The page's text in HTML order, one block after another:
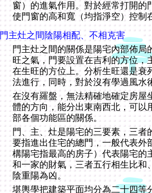
窗）的進氣作用。對於經常打開的
使門窗的高和寬（均指淨空）控制
門主灶之間陰陽相配、不相克害
門主灶之間的關係是陽宅內部佈局
旺之氣，門要設置在吉利的方位，
在生旺的方位上。分析生旺還是衰
法進行，同時，對於沒有學過風水
在沒有羅盤，無法精確地確定房屋
體的方向，能分出東南西北，可以
部各個功能區的關係。
門、主、灶是陽宅的三要素，三者
要指進出住宅的總門，一般代表外
構陽宅指最高的房子）代表陽宅的
和一家的財氣，三者五行相生比和
陰重陽為凶。
堪輿學把建築平面均分為二十四等